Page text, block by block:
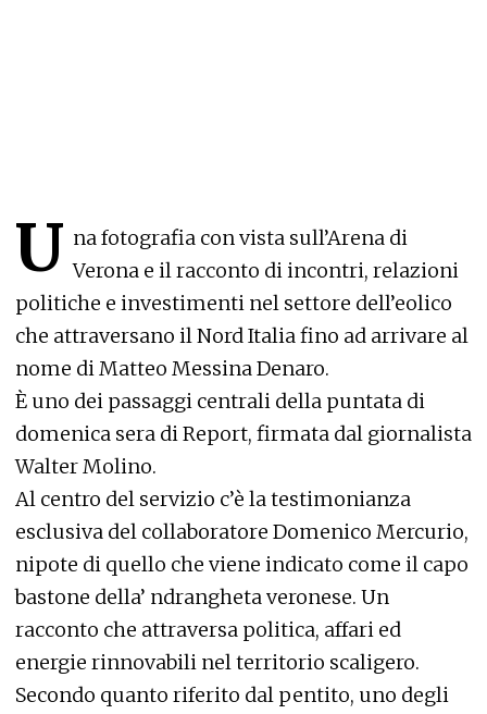
U na fotografia con vista sull’Arena di
Verona e il racconto di incontri, relazioni
politiche e investimenti nel settore dell’eolico
che attraversano il Nord Italia fino ad arrivare al
nome di Matteo Messina Denaro.
È uno dei passaggi centrali della puntata di
domenica sera di Report, firmata dal giornalista
Walter Molino.
Al centro del servizio c’è la testimonianza
esclusiva del collaboratore Domenico Mercurio,
nipote di quello che viene indicato come il capo
bastone della’ ndrangheta veronese. Un
racconto che attraversa politica, affari ed
energie rinnovabili nel territorio scaligero.
Secondo quanto riferito dal pentito, uno degli